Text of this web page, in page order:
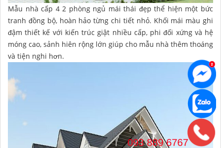
Mẫu nhà cấp 4 2 phòng ngủ mái thái đẹp thể hiện một bức
tranh đồng bộ, hoàn hảo từng chi tiết nhỏ. Khối mái màu ghi
đậm thiết kế với kiến trúc giật nhiều cấp, phi đối xứng và hệ
móng cao, sảnh hiên rộng lớn giúp cho mẫu nhà thêm thoáng
và tiện nghi hơn.